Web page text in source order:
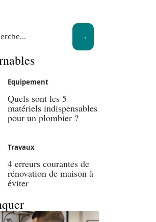
Equipement
Quels sont les 5
matériels indispensables
pour un plombier ?
Travaux
4 erreurs courantes de
rénovation de maison à
éviter